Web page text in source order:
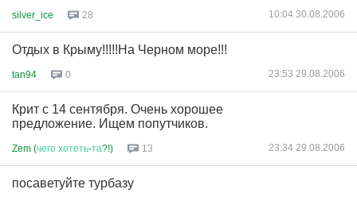
silver_ice 28 10:04 30.08.2006
Отдых в Крыму!!!!!На Черном море!!!
tan94 0 23:53 29.08.2006
Крит с 14 сентября. Очень хорошее
предложение. Ищем попутчиков.
Zem (чего хотеть-та?!) 13 23:34 29.08.2006
посаветуйте турбазу